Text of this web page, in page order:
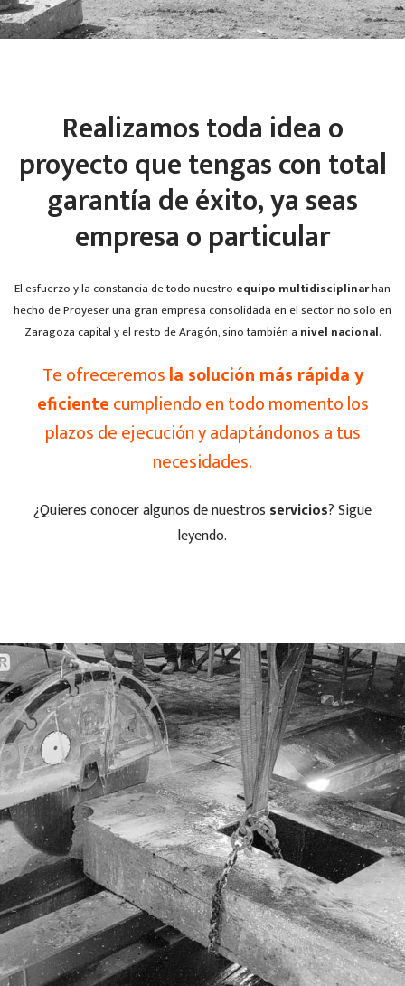
Realizamos toda idea o
proyecto que tengas con total
garantía de éxito, ya seas
empresa o particular
El esfuerzo y la constancia de todo nuestro equipo multidisciplinarhan
hecho de Proyeser una gran empresa consolidada en el sector, no solo en
Zaragoza capital y el resto de Aragón, sino también a nivel nacional.
Te ofreceremosla solución más rápida y
eficientecumpliendo en todo momento los
plazos de ejecución y adaptándonos a tus
necesidades.
¿Quieres conocer algunos de nuestros servicios? Sigue
leyendo.